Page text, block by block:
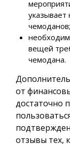
указывает
чемоданов;
вещей
чемодана.
от
достаточно
отзывы тех,